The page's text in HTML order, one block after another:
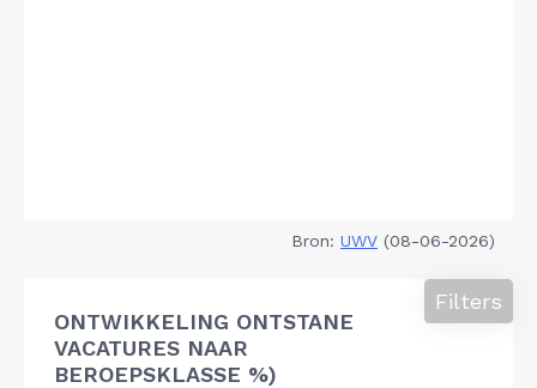
Bron: UWV (08-06-2026)
ONTWIKKELING ONTSTANE
VACATURES NAAR
BEROEPSKLASSE %)
Filters